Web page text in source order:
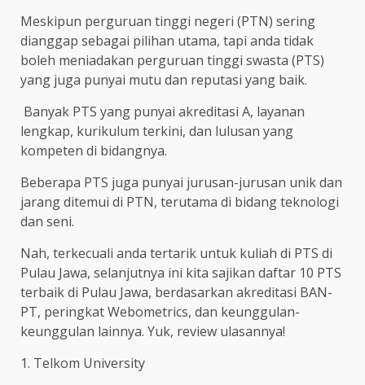
Meskipun perguruan tinggi negeri (PTN) sering
dianggap sebagai pilihan utama, tapi anda tidak
boleh meniadakan perguruan tinggi swasta (PTS)
yang juga punyai mutu dan reputasi yang baik.
Banyak PTS yang punyai akreditasi A, layanan
lengkap, kurikulum terkini, dan lulusan yang
kompeten di bidangnya.
Beberapa PTS juga punyai jurusan-jurusan unik dan
jarang ditemui di PTN, terutama di bidang teknologi
dan seni.
Nah, terkecuali anda tertarik untuk kuliah di PTS di
Pulau Jawa, selanjutnya ini kita sajikan daftar 10 PTS
terbaik di Pulau Jawa, berdasarkan akreditasi BAN-
PT, peringkat Webometrics, dan keunggulan-
keunggulan lainnya. Yuk, review ulasannya!
1. Telkom University